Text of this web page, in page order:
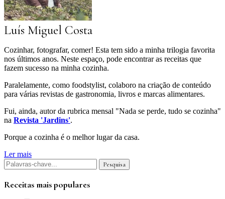
Luís Miguel Costa
Cozinhar, fotografar, comer! Esta tem sido a minha trilogia favorita
nos últimos anos. Neste espaço, pode encontrar as receitas que
fazem sucesso na minha cozinha.
Paralelamente, como foodstylist, colaboro na criação de conteúdo
para várias revistas de gastronomia, livros e marcas alimentares.
Fui, ainda, autor da rubrica mensal "Nada se perde, tudo se cozinha"
na Revista 'Jardins'.
Porque a cozinha é o melhor lugar da casa.
Ler mais
Receitas mais populares